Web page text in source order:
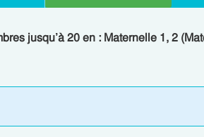
jusqu’à 20 en : Maternelle 1, 2